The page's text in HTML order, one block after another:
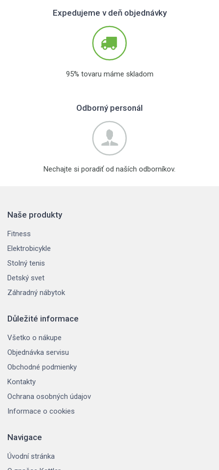
Expedujeme v deň objednávky
95% tovaru máme skladom
Odborný personál
Nechajte si poradiť od naších odborníkov.
Naše produkty
Fitness
Elektrobicykle
Stolný tenis
Detský svet
Záhradný nábytok
Důležité informace
Všetko o nákupe
Objednávka servisu
Obchodné podmienky
Kontakty
Ochrana osobných údajov
Informace o cookies
Navigace
Úvodní stránka